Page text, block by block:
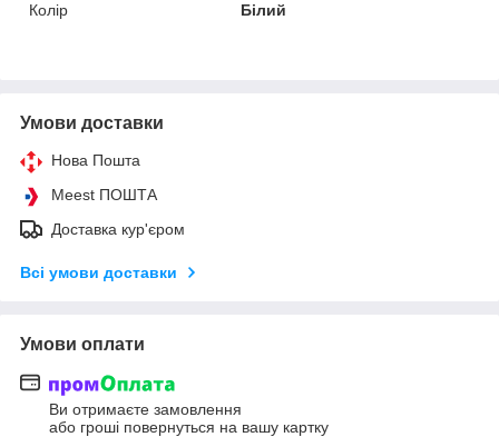
Колір
Білий
Умови доставки
Нова Пошта
Meest ПОШТА
Доставка кур'єром
Всі умови доставки
Умови оплати
Ви отримаєте замовлення
або гроші повернуться на вашу картку